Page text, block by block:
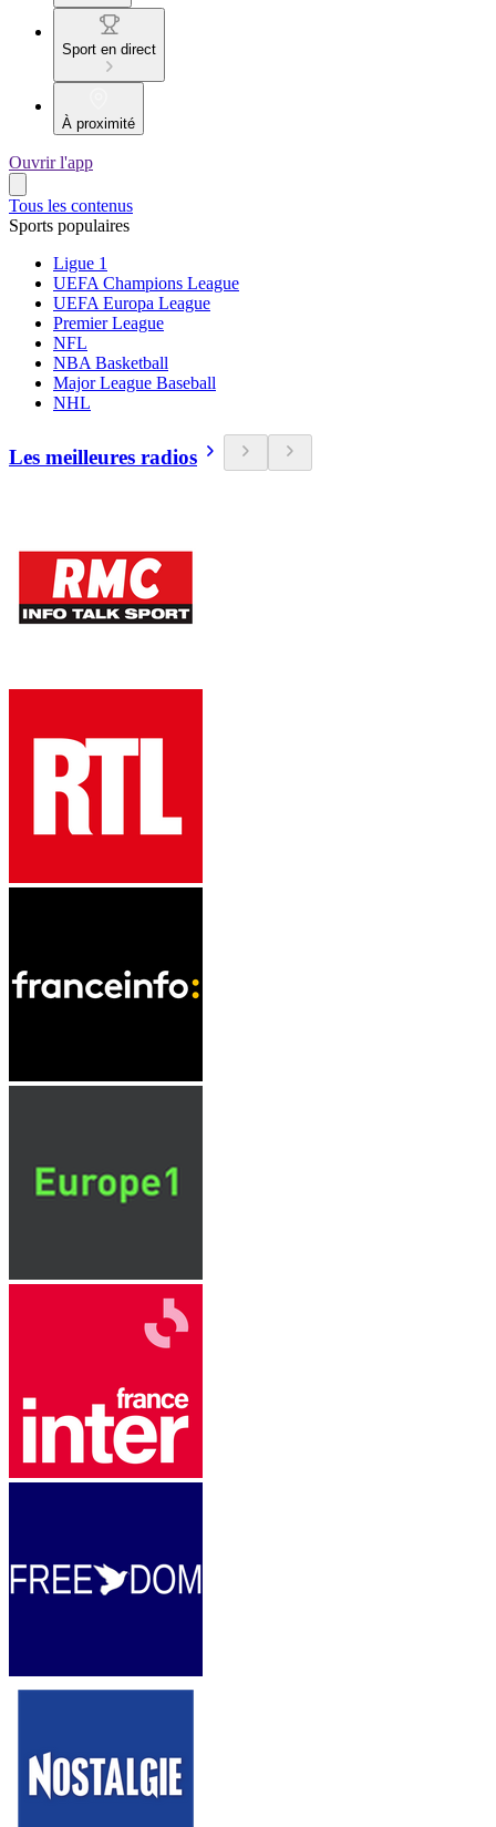
Sport en direct
À proximité
Ouvrir l'app
Tous les contenus
Sports populaires
Ligue 1
UEFA Champions League
UEFA Europa League
Premier League
NFL
NBA Basketball
Major League Baseball
NHL
Les meilleures radios